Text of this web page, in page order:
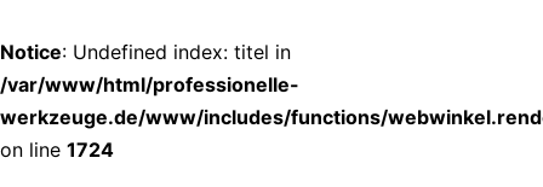
Notice: Undefined index: titel in
/var/www/html/professionelle-
werkzeuge.de/www/includes/functions/
on line 1724